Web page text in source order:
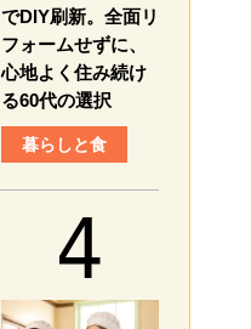
でDIY刷新。全面リ
フォームせずに、
心地よく住み続け
る60代の選択
暮らしと食